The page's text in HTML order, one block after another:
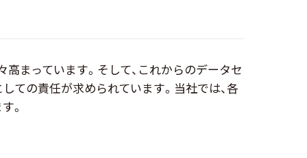
まっています。そして、これからのデータセ
ての責任が求められています。当社では、各
。